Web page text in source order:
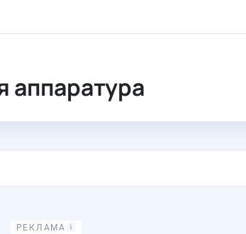
аппаратура
аппаратура